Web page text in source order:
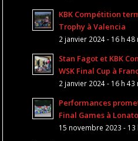
KBK Compétition
Trophy à Valencia
2 janvier 2024 - 16 h 48
Stan Fagot et KBK
WSK Final Cup à
2 janvier 2024 - 16 h 43
Performances
Final Games à Lonato
15 novembre 2023 - 13